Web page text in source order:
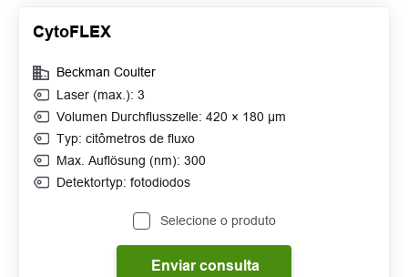
CytoFLEX
Beckman Coulter
Laser (max.): 3
Volumen Durchflusszelle: 420 × 180 μm
Typ: citômetros de fluxo
Max. Auflösung (nm): 300
Detektortyp: fotodiodos
Selecione o produto
Enviar consulta